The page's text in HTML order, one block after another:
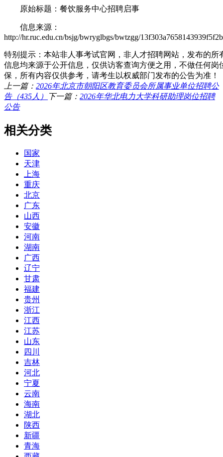
原始标题：餐饮服务中心招聘启事
信息来源：
http://hr.ruc.edu.cn/bsjg/bwryglbgs/bwtzgg/
特别提示：本站非人事考试官网，非人才招聘网站，发布的所
信息均来源于公开信息，仅供访客查询方便之用，不做任何岗
保，所有内容仅供参考，请考生以权威部门发布的公告为准！
上一篇： 2026年北京市朝阳区教育委员会所属事业单位招聘公
告（435人）
下一篇： 2026年华北电力大学科研助理岗位招聘
公告
相关分类
国家
天津
上海
重庆
北京
广东
山西
安徽
河南
湖南
广西
辽宁
甘肃
福建
贵州
浙江
江西
江苏
山东
四川
吉林
河北
宁夏
云南
海南
湖北
陕西
新疆
青海